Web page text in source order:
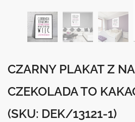
CZARNY PLAKAT Z
CZEKOLADA TO
(SKU: DEK/13121-1)